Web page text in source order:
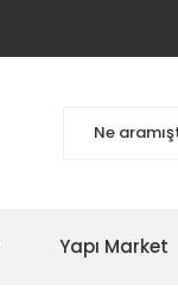
Yapı Market